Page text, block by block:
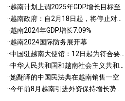
··越南计划上调2025年GDP增长目标至...
··越南政府：自2月18日起，将停止对...
··越南2024年GDP增长7.09%
··越南2024国际防务展开幕
··中国驻越南大使馆：12日起为符合要...
··中华人民共和国和越南社会主义共和...
··她翻译的中国民法典在越南销售一空
··今年前8月越南引进外资保持增长势...